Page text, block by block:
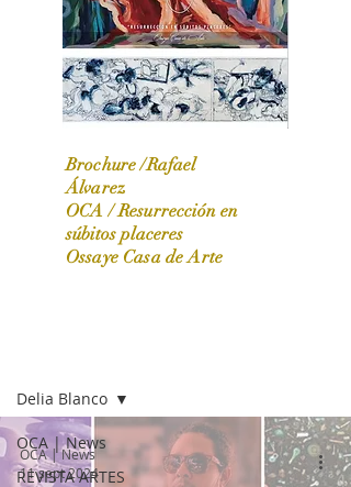
OCA|News 31 / Marzo-Abril / 2024
Brochure /Rafael
Álvarez
OCA /Resurrección en
súbitos placeres
Ossaye Casa de Arte
OCA | News
REVISTA ARTES
Delia Blanco
OCA | News
11 sept 2024